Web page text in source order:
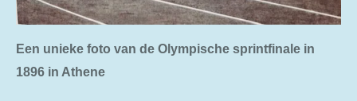
Een unieke foto van de Olympische sprintfinale in
1896 in Athene